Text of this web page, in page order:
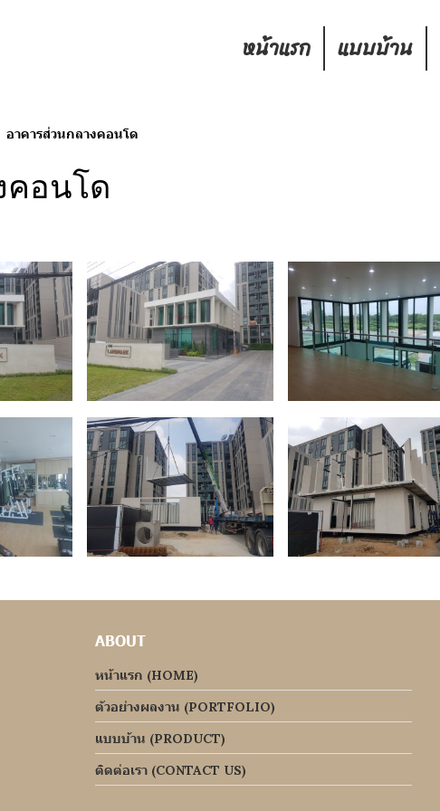
หน้าแรก แบบบ้าน
อาคารส่วนกลางคอนโด
คอนโด
ABOUT
หน้าแรก (HOME)
ตัวอย่างผลงาน (PORTFOLIO)
แบบบ้าน (PRODUCT)
ติดต่อเรา (CONTACT US)